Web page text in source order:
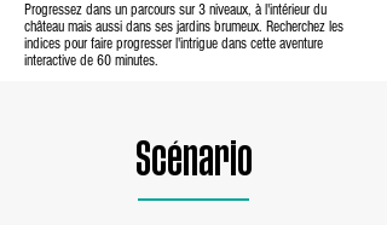
Progressez dans un parcours sur 3 niveaux, à l'intérieur du
château mais aussi dans ses jardins brumeux. Recherchez les
indices pour faire progresser l'intrigue dans cette aventure
interactive de 60 minutes.
Scénario